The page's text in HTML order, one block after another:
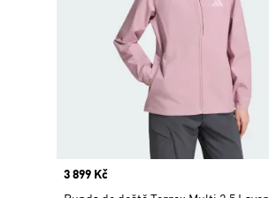
Price
3 899 Kč